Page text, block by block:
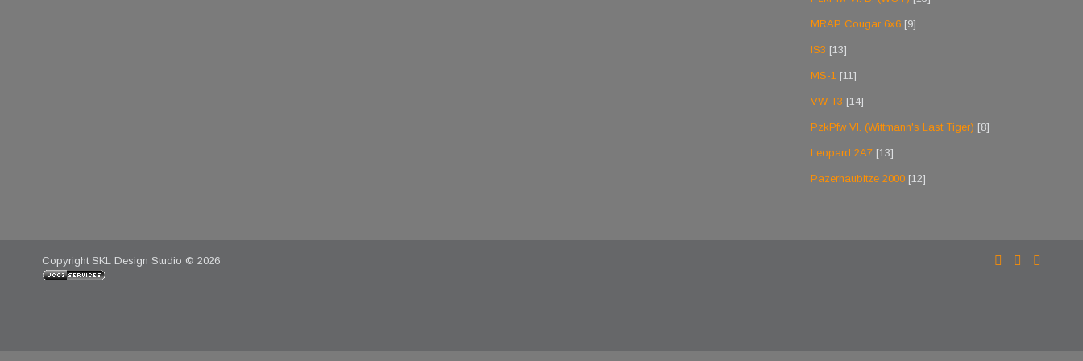
MRAP Cougar 6x6 [9]
IS3 [13]
MS-1 [11]
VW T3 [14]
PzkPfw VI. (Wittmann's Last Tiger) [8]
Leopard 2A7 [13]
Pazerhaubitze 2000 [12]
Copyright SKL Design Studio © 2026